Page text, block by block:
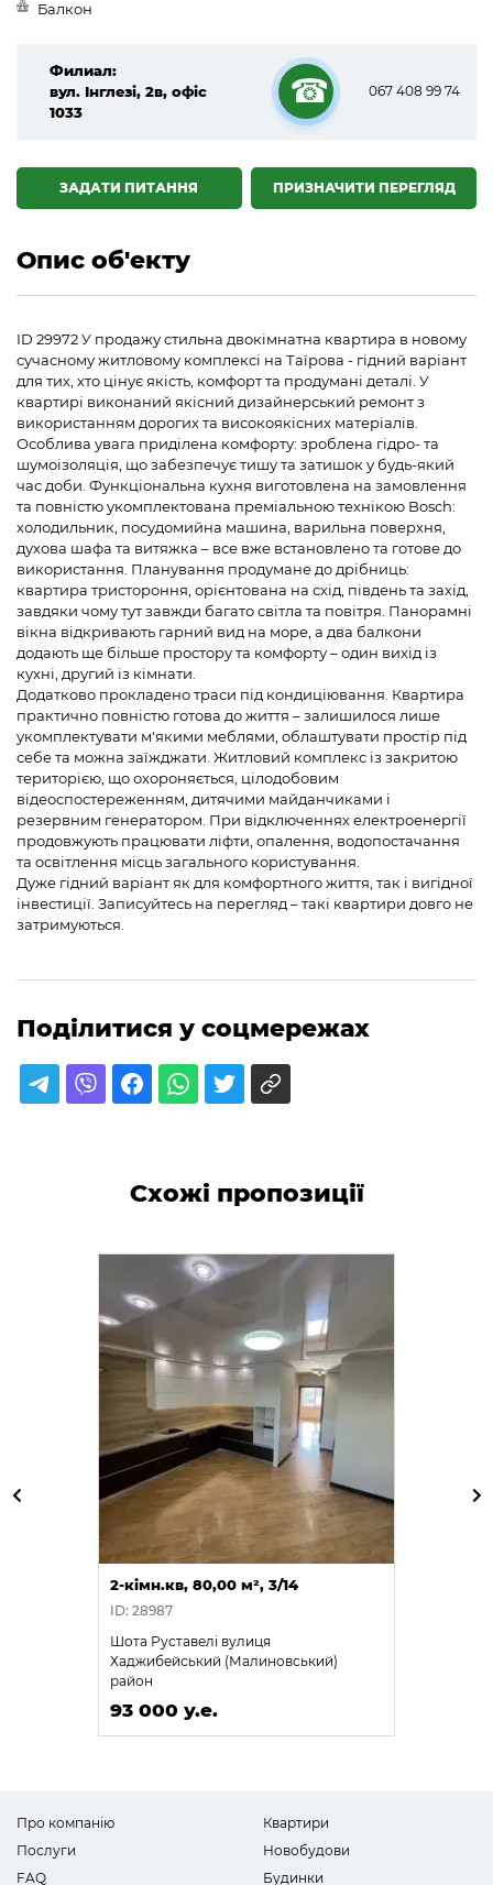
Балкон
Филиал:
вул. Інглезі, 2в, офіс
1033
☎
067 408 99 74
ПРИЗНАЧИТИ ПЕРЕГЛЯД
ЗАДАТИ ПИТАННЯ
Опис об'екту
ID 29972 У продажу стильна двокімнатна квартира в новому
сучасному житловому комплексі на Таїрова - гідний варіант
для тих, хто цінує якість, комфорт та продумані деталі. У
квартирі виконаний якісний дизайнерський ремонт з
використанням дорогих та високоякісних матеріалів.
Особлива увага приділена комфорту: зроблена гідро- та
шумоізоляція, що забезпечує тишу та затишок у будь-який
час доби. Функціональна кухня виготовлена на замовлення
та повністю укомплектована преміальною технікою Bosch:
холодильник, посудомийна машина, варильна поверхня,
духова шафа та витяжка – все вже встановлено та готове до
використання. Планування продумане до дрібниць:
квартира тристороння, орієнтована на схід, південь та захід,
завдяки чому тут завжди багато світла та повітря. Панорамні
вікна відкривають гарний вид на море, а два балкони
додають ще більше простору та комфорту – один вихід із
кухні, другий із кімнати.
Додатково прокладено траси під кондиціювання. Квартира
практично повністю готова до життя – залишилося лише
укомплектувати м'якими меблями, облаштувати простір під
себе та можна заїжджати. Житловий комплекс із закритою
територією, що охороняється, цілодобовим
відеоспостереженням, дитячими майданчиками і
резервним генератором. При відключеннях електроенергії
продовжують працювати ліфти, опалення, водопостачання
та освітлення місць загального користування.
Дуже гідний варіант як для комфортного життя, так і вигідної
інвестиції. Записуйтесь на перегляд – такі квартири довго не
затримуються.
Поділитися у соцмережах
Схожі пропозиції
2-кімн.кв, 80,00 м², 3/14
ID: 28987
Шота Руставелі вулиця
Хаджибейський (Малиновський)
район
93 000 у.е.
Про компанію
Послуги
FAQ
Квартири
Новобудови
Будинки